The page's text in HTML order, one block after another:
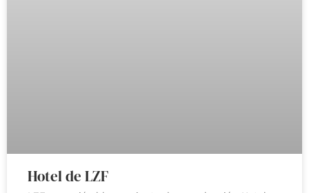
Hotel de LZF